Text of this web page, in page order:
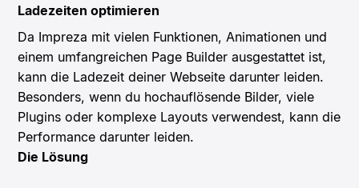
Ladezeiten optimieren
Da Impreza mit vielen Funktionen, Animationen und
einem umfangreichen Page Builder ausgestattet ist,
kann die Ladezeit deiner Webseite darunter leiden.
Besonders, wenn du hochauflösende Bilder, viele
Plugins oder komplexe Layouts verwendest, kann die
Performance darunter leiden.
Die Lösung